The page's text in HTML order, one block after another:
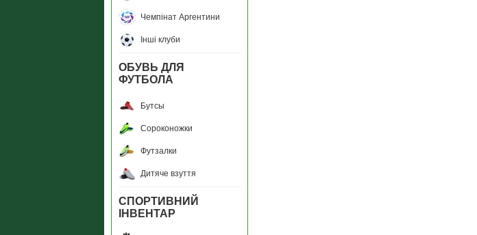
Чемпiнат Аргентини
Інші клуби
ОБУВЬ ДЛЯ
ФУТБОЛА
Бутсы
Сороконожки
Футзалки
Дитяче взуття
СПОРТИВНИЙ
ІНВЕНТАР